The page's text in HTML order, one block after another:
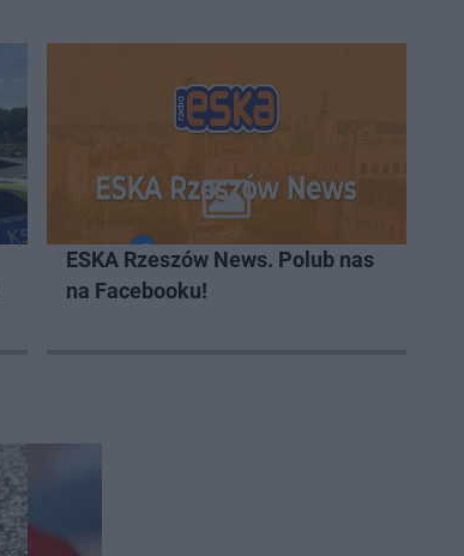
ESKA Rzeszów News. Polub nas
na Facebooku!